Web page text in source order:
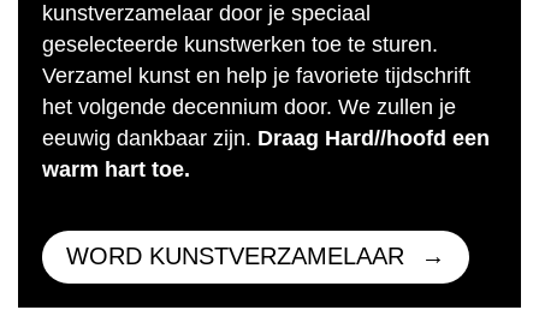
kunstverzamelaar door je speciaal
geselecteerde kunstwerken toe te sturen.
Verzamel kunst en help je favoriete tijdschrift
het volgende decennium door. We zullen je
eeuwig dankbaar zijn. Draag Hard//hoofd een
warm hart toe.
WORD KUNSTVERZAMELAAR